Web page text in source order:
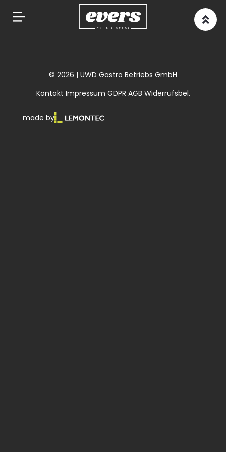
© 2026 | UWD Gastro Betriebs GmbH
Kontakt Impressum GDPR AGB Widerrufsbel.
made by